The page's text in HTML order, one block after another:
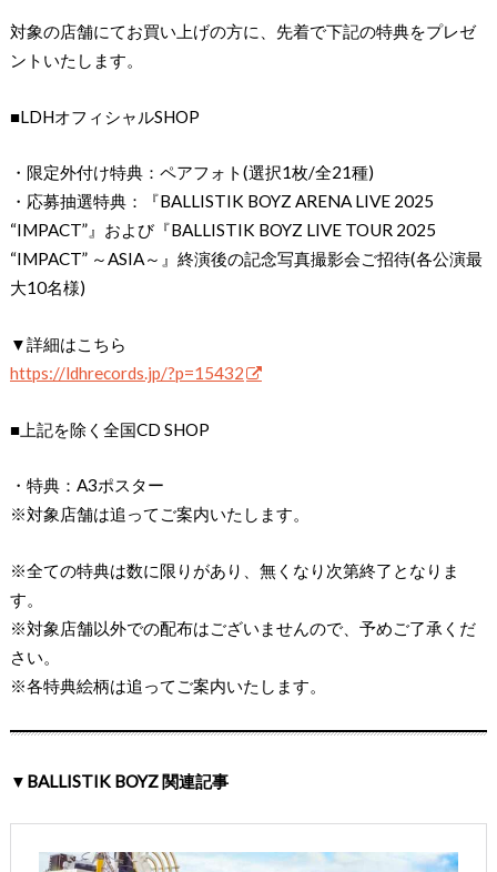
対象の店舗にてお買い上げの方に、先着で下記の特典をプレゼ
ントいたします。
■LDHオフィシャルSHOP
・限定外付け特典：ペアフォト(選択1枚/全21種)
・応募抽選特典：『BALLISTIK BOYZ ARENA LIVE 2025
“IMPACT”』および『BALLISTIK BOYZ LIVE TOUR 2025
“IMPACT” ～ASIA～』終演後の記念写真撮影会ご招待(各公演最
大10名様)
▼詳細はこちら
https://ldhrecords.jp/?p=15432
■上記を除く全国CD SHOP
・特典：A3ポスター
※対象店舗は追ってご案内いたします。
※全ての特典は数に限りがあり、無くなり次第終了となりま
す。
※対象店舗以外での配布はございませんので、予めご了承くだ
さい。
※各特典絵柄は追ってご案内いたします。
▼BALLISTIK BOYZ 関連記事